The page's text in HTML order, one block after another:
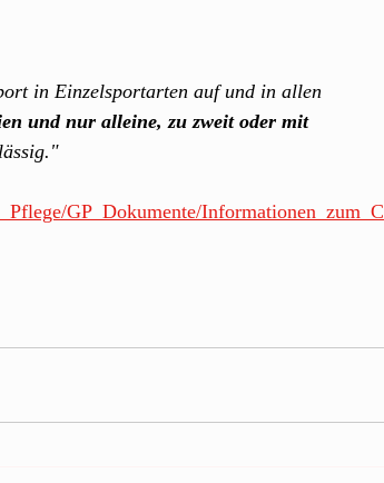
in Einzelsportarten auf und in allen
und nur alleine, zu zweit oder mit
GP_Dokumente/Informationen_zum_C